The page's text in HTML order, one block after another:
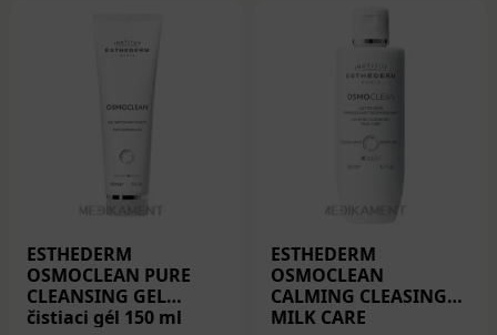
ESTHEDERM
OSMOCLEAN PURE
CLEANSING GEL
čistiaci gél 150 ml
ESTHEDERM
OSMOCLEAN
CALMING CLEASING
MILK CARE